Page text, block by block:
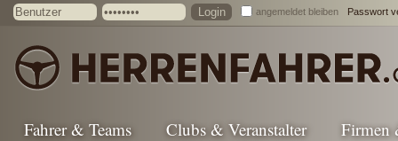
angemeldet bleiben Passwort
Fahrer & Teams Clubs & Veranstalter Firmen